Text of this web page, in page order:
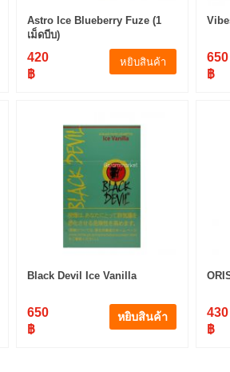
Astro Ice Blueberry Fuze (1
เม็ดบีบ)
420
฿
หยิบสินค้า
650
฿
Black Devil Ice Vanilla
650
฿
หยิบสินค้า
430
฿